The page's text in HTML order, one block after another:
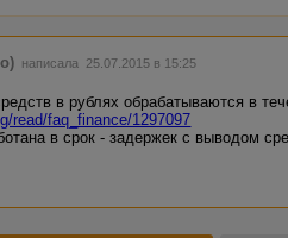
написала 25.07.2015 в 15:25
в рублях обрабатываются в
read/faq_finance/1297097
в срок - задержек с выводом